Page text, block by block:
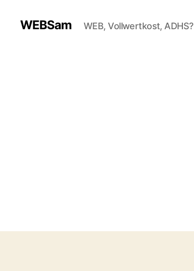
WEBSam WEB, Vollwertkost, ADHS?